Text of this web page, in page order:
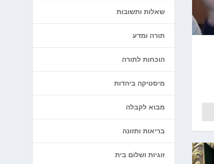
שאלות ותשובות
תורה ומדע
הוכחות לתורה
מיסטיקה ביהדות
מבוא לקבלה
בריאות ותזונה
זוגיות ושלום בית